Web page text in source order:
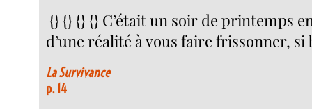
{} {} {} {} C’était un soir de printemps
d’une réalité à vous faire frissonner, si
La Survivance
p. 14